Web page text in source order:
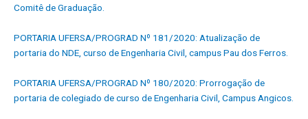
Comitê de Graduação.
PORTARIA UFERSA/PROGRAD Nº 181/2020: Atualização de
portaria do NDE, curso de Engenharia Civil, campus Pau dos Ferros.
PORTARIA UFERSA/PROGRAD Nº 180/2020: Prorrogação de
portaria de colegiado de curso de Engenharia Civil, Campus Angicos.